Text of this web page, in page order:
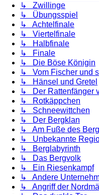
↳ Zwillinge
↳ Übungsspiel
↳ Achtelfinale
↳ Viertelfinale
↳ Halbfinale
↳ Finale
↳ Die Böse Königin
↳ Vom Fischer und
↳ Hänsel und Gretel
↳ Der Rattenfänger
↳ Rotkäppchen
↳ Schneewittchen
↳ Der Bergklan
↳ Am Fuße des
↳ Unbekannte
↳ Berglabyrinth
↳ Das Bergvolk
↳ Ein Riesenkampf
↳ Andere
↳ Angriff der